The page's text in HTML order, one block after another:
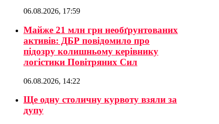
06.08.2026, 17:59
Майже 21 млн грн необґрунтованих
активів: ДБР повідомило про
підозру колишньому керівнику
логістики Повітряних Сил
06.08.2026, 14:22
Ще одну столичну курвоту взяли за
дупу